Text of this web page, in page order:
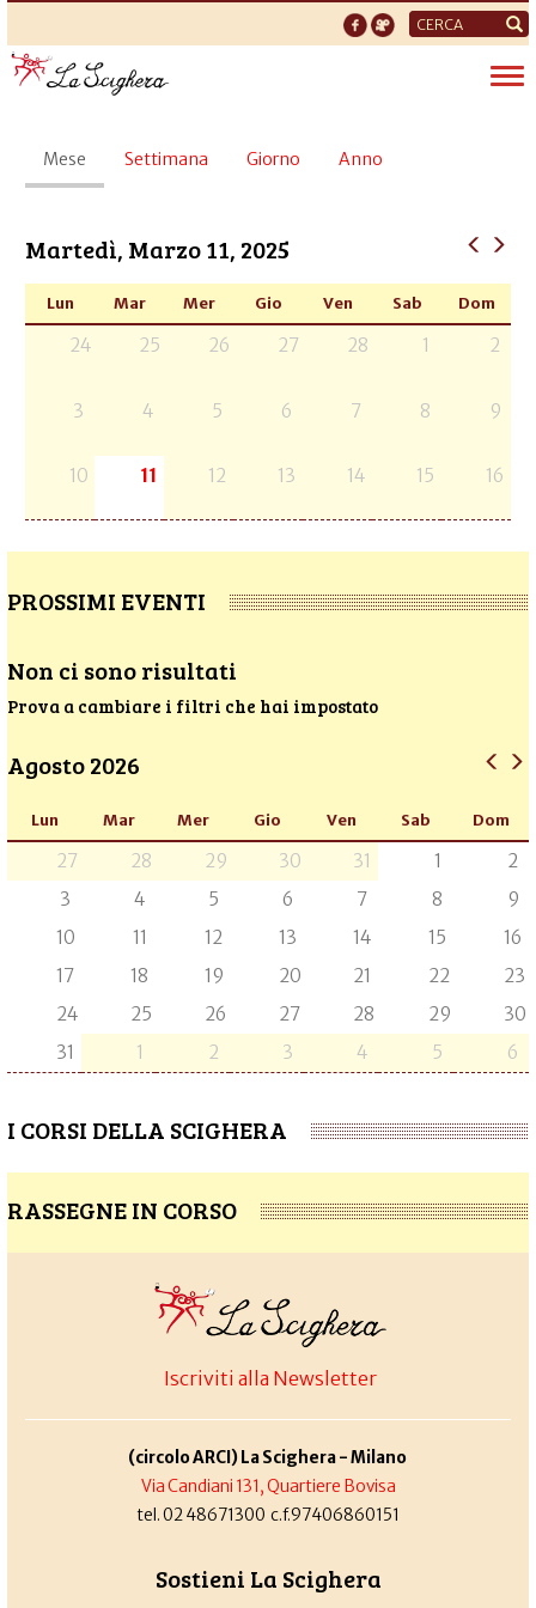
Form
di
ricerca
Schede
primarie
Mese (scheda
attiva)
Settimana Giorno Anno
Martedì, Marzo 11, 2025
Lun Mar Mer Gio Ven Sab Dom
24 25 26 27 28 1 2
3 4 5 6 7 8 9
10 11 12 13 14 15 16
PROSSIMI EVENTI
Non ci sono risultati
Prova a cambiare i filtri che hai impostato
Agosto 2026
Lun Mar Mer Gio Ven Sab Dom
27 28 29 30 31 1
2
3
4 5 6 7 8
9
10
11 12 13 14 15
16
17
18 19 20 21 22
23
24
25 26 27 28 29
30
31
1 2 3 4 5 6
I CORSI DELLA SCIGHERA
RASSEGNE IN CORSO
Iscriviti alla Newsletter
(circolo ARCI) La Scighera - Milano
Via Candiani 131, Quartiere Bovisa
tel. 02 48671300 c.f.97406860151
Sostieni La Scighera